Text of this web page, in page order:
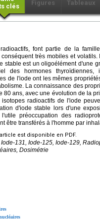
clés
Figures Tableaux
font partie de la
très mobiles et
stable est un oligoélément d'une
des hormones
de l'iode ont les mêmes
La connaissance des
80 ans, avec une évolution de la
radioactifs de l'iode
d'iode stable lors d'une
préoccupation des
être transférés à l'homme par
est disponible en PDF.
131, Iode-125, Iode-129,
Dosimétrie